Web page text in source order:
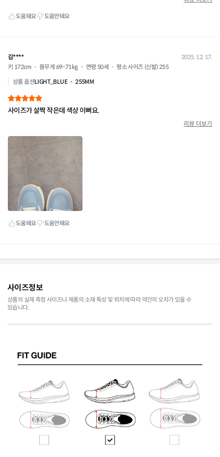
사이즈정보
상품의 실제 측정 사이즈나 제품의 소재 특성 및 위치에 따라 약간의 오차가 있을 수
있습니다.